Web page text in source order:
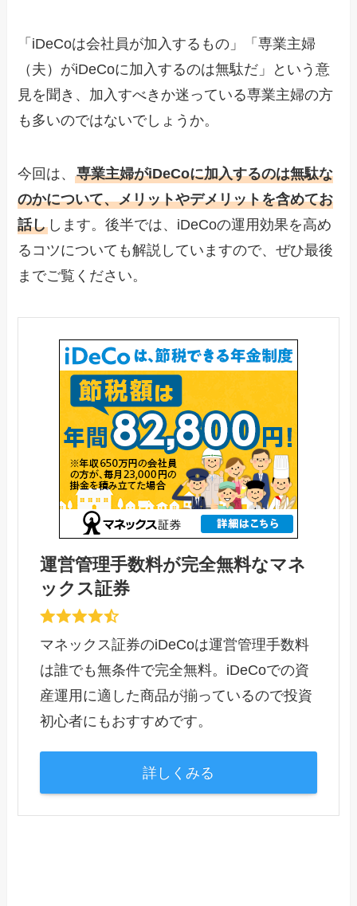
「iDeCoは会社員が加入するもの」「専業主婦
（夫）がiDeCoに加入するのは無駄だ」という意
見を聞き、加入すべきか迷っている専業主婦の方
も多いのではないでしょうか。
今回は、専業主婦がiDeCoに加入するのは無駄な
のかについて、メリットやデメリットを含めてお
話し します。後半では、iDeCoの運用効果を高め
るコツについても解説していますので、ぜひ最後
までご覧ください。
運営管理手数料が完全無料なマネ
ックス証券
マネックス証券のiDeCoは運営管理手数料
は誰でも無条件で完全無料。iDeCoでの資
産運用に適した商品が揃っているので投資
初心者にもおすすめです。
詳しくみる